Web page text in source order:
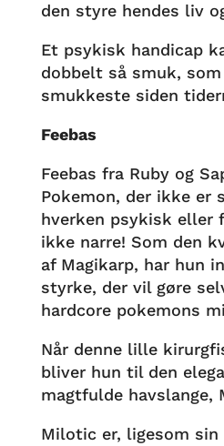
den styre hendes liv
Et psykisk handicap
dobbelt så smuk,
smukkeste siden
Feebas
Feebas fra Ruby og
Pokemon, der ikke
hverken psykisk eller
ikke narre! Som den
af Magikarp, har hun
styrke, der vil gøre
hardcore pokemons
Når denne lille
bliver hun til den
magtfulde havslange,
Milotic er, ligesom sin